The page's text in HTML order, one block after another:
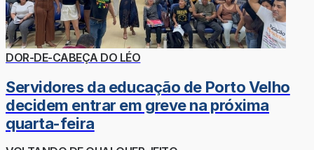
DOR-DE-CABEÇA DO LÉO
Servidores da educação de Porto Velho
decidem entrar em greve na próxima
quarta-feira